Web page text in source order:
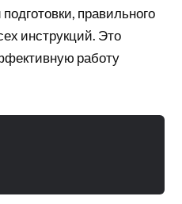
правильного
инструкций. Это
работу